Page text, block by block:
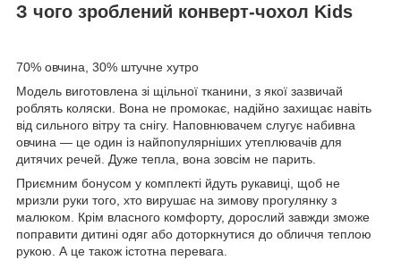
З чого зроблений конверт-чохол Kids
70% овчина, 30% штучне хутро
Модель виготовлена зі щільної тканини, з якої зазвичай
роблять коляски. Вона не промокає, надійно захищає навіть
від сильного вітру та снігу. Наповнювачем слугує набивна
овчина — це один із найпопулярніших утеплювачів для
дитячих речей. Дуже тепла, вона зовсім не парить.
Приємним бонусом у комплекті йдуть рукавиці, щоб не
мризли руки того, хто вирушає на зимову прогулянку з
малюком. Крім власного комфорту, дорослий завжди зможе
поправити дитині одяг або доторкнутися до обличчя теплою
рукою. А це також істотна перевага.